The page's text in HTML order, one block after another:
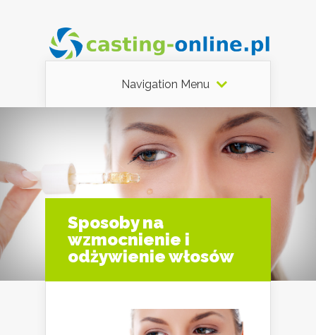
Navigation Menu
Sposoby na
wzmocnienie i
odżywienie włosów